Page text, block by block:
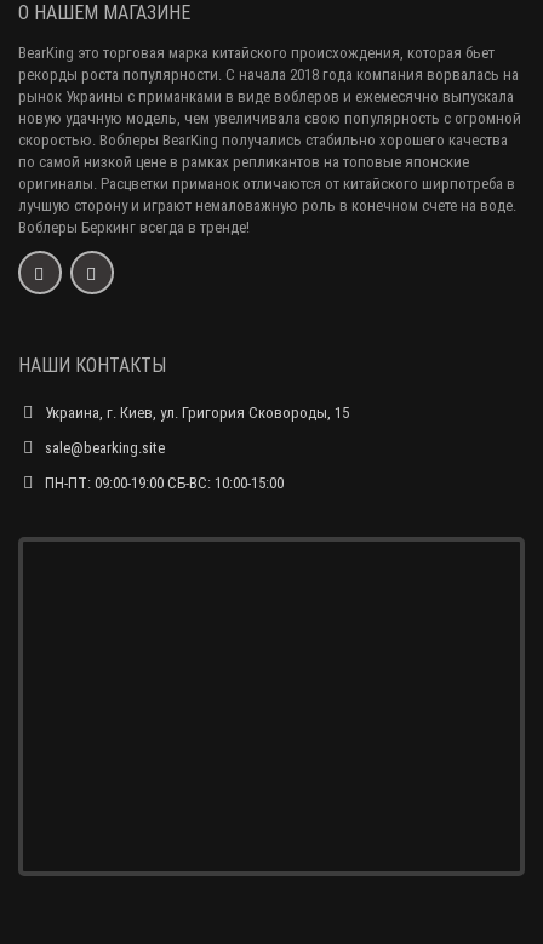
О НАШЕМ МАГАЗИНЕ
BearKing это торговая марка китайского происхождения, которая бьет
рекорды роста популярности. С начала 2018 года компания ворвалась на
рынок Украины с приманками в виде воблеров и ежемесячно выпускала
новую удачную модель, чем увеличивала свою популярность с огромной
скоростью. Воблеры BearKing получались стабильно хорошего качества
по самой низкой цене в рамках репликантов на топовые японские
оригиналы. Расцветки приманок отличаются от китайского ширпотреба в
лучшую сторону и играют немаловажную роль в конечном счете на воде.
Воблеры Беркинг всегда в тренде!
НАШИ КОНТАКТЫ
Украина, г. Киев, ул. Григория Сковороды, 15
sale@bearking.site
ПН-ПТ: 09:00-19:00 СБ-ВС: 10:00-15:00